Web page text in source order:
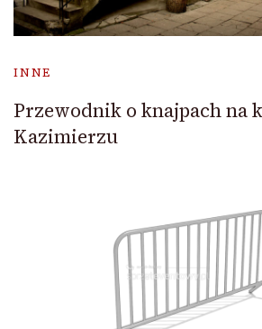
INNE
Przewodnik o knajpach na
Kazimierzu